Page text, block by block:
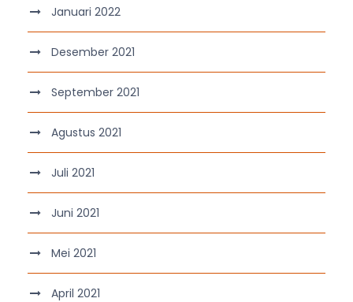
Januari 2022
Desember 2021
September 2021
Agustus 2021
Juli 2021
Juni 2021
Mei 2021
April 2021